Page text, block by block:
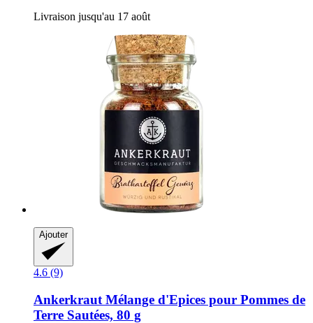
Livraison jusqu'au 17 août
Ajouter
4.6 (9)
Ankerkraut Mélange d'Epices pour Pommes de
Terre Sautées, 80 g